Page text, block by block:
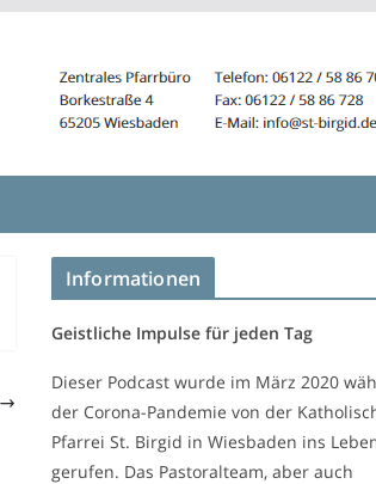
Informationen
Geistliche Impulse für jeden Tag
Dieser Podcast wurde im März 2020
der Corona-Pandemie von der
Pfarrei St. Birgid in Wiesbaden ins
gerufen. Das Pastoralteam, aber auch